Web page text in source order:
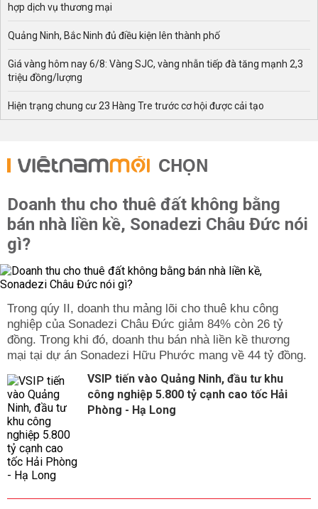
hợp dịch vụ thương mại
Quảng Ninh, Bắc Ninh đủ điều kiện lên thành phố
Giá vàng hôm nay 6/8: Vàng SJC, vàng nhẫn tiếp đà tăng mạnh 2,3
triệu đồng/lượng
Hiện trạng chung cư 23 Hàng Tre trước cơ hội được cải tạo
CHỌN
Doanh thu cho thuê đất không bằng
bán nhà liền kề, Sonadezi Châu Đức nói
gì?
Trong qúy II, doanh thu mảng lõi cho thuê khu công
nghiệp của Sonadezi Châu Đức giảm 84% còn 26 tỷ
đồng. Trong khi đó, doanh thu bán nhà liền kề thương
mại tại dự án Sonadezi Hữu Phước mang về 44 tỷ đồng.
VSIP tiến vào Quảng Ninh, đầu tư khu
công nghiệp 5.800 tỷ cạnh cao tốc Hải
Phòng - Hạ Long